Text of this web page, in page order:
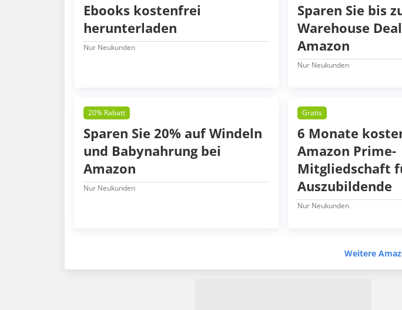
Ebooks kostenfrei
herunterladen
Nur Neukunden
Sparen Sie bis
Warehouse
Amazon
Nur Neukunden
20% Rabatt
Sparen Sie 20% auf Windeln
und Babynahrung bei
Amazon
Nur Neukunden
Gratis
6 Monate
Amazon Prime-
Mitgliedschaft
Auszubildende
Nur Neukunden
Weitere